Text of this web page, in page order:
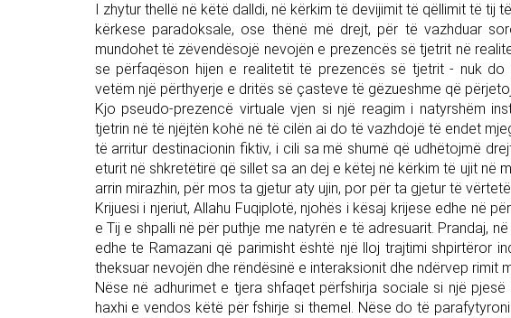
I zhytur thellë në këtë dalldi, në kërkim të devijimit të qëllimit të tij
kërkese paradoksale, ose thënë më drejt, për të vazhduar
mundohet të zëvendësojë nevojën e prezencës së tjetrit në
se përfaqëson hijen e realitetit të prezencës së tjetrit - nuk
vetëm një përthyerje e dritës së çasteve të gëzueshme që
Kjo pseudo-prezencë virtuale vjen si një reagim i natyrshëm
tjetrin në të njëjtën kohë në të cilën ai do të vazhdojë të endet
të arritur destinacionin fiktiv, i cili sa më shumë që udhëtojmë
eturit në shkretëtirë që sillet sa an dej e këtej në kërkim të ujit në
arrin mirazhin, për mos ta gjetur aty ujin, por për ta gjetur të
Krijuesi i njeriut, Allahu Fuqiplotë, njohës i kësaj krijese edhe në
e Tij e shpalli në për puthje me natyrën e të adresuarit. Prandaj,
edhe te Ramazani që parimisht është një lloj trajtimi shpirtëror
theksuar nevojën dhe rëndësinë e interaksionit dhe ndërvep rimit
Nëse në adhurimet e tjera shfaqet përfshirja sociale si një
haxhi e vendos këtë për fshirje si themel. Nëse do të